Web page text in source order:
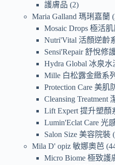
護膚品
2
Maria Galland 瑪琍嘉蘭
Mosaic Drops 極活
Nutri'Vital 活顏逆齡
Sensi'Repair 舒悅修
Hydra Global 冰泉水
Mille 白松露金緻系列
Protection Care 美肌
Cleansing Treatment
Lift Expert 提升塑顏
Lumin'Eclat Care 光
Salon Size 美容院裝
Mila D' opiz 敏娜奧芭
Micro Biome 極致護